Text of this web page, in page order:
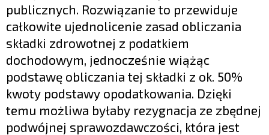
publicznych. Rozwiązanie to przewiduje
całkowite ujednolicenie zasad obliczania
składki zdrowotnej z podatkiem
dochodowym, jednocześnie wiążąc
podstawę obliczania tej składki z ok. 50%
kwoty podstawy opodatkowania. Dzięki
temu możliwa byłaby rezygnacja ze zbędnej
podwójnej sprawozdawczości, która jest